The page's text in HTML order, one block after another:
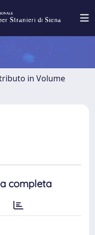
in Volume
completa